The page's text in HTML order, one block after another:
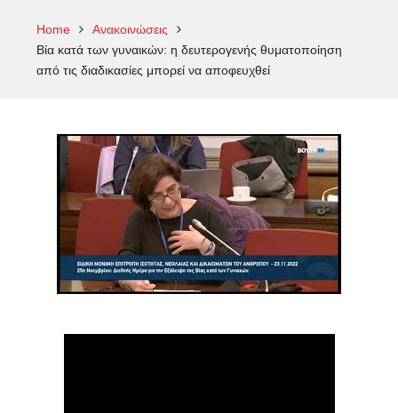
Home
Ανακοινώσεις
Βία κατά των γυναικών: η δευτερογενής θυματοποίηση
από τις διαδικασίες μπορεί να αποφευχθεί